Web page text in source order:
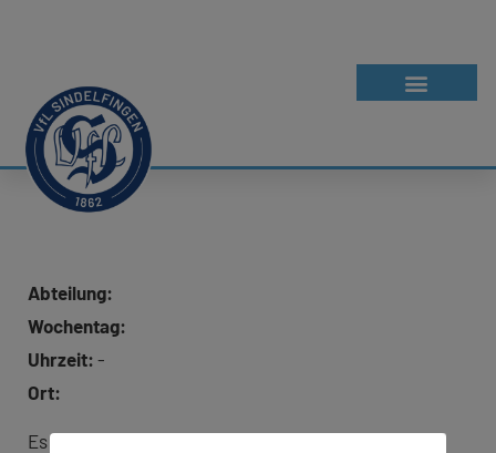
Abteilung:
Wochentag:
Uhrzeit: -
Ort:
Es wurde keine Adresse für Google Maps hinterlegt